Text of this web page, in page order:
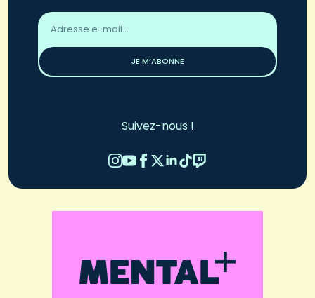
Adresse
email
JE M’ABONNE
Suivez-nous !